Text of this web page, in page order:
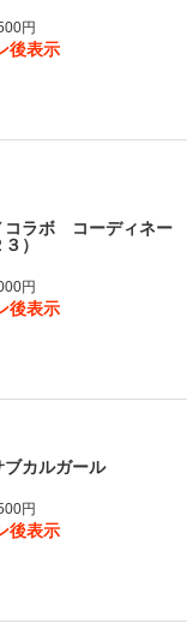
円
後表示
コラボ コーディネー
）
円
後表示
カルガール
円
後表示